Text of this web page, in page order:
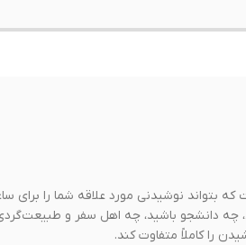
بتواند نوشیدنی مورد علاقه شما را برای
دانشجو باشید، چه اهل سفر و
را کاملاً متفاوت کند.